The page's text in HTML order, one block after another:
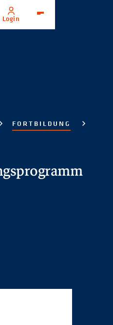
Login
FORTBILDUNG